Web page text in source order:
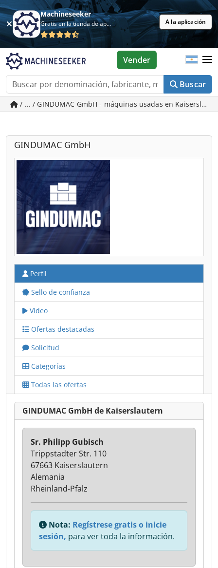
Machineseeker
Gratis en la tienda de aplicaciones A la aplicación
Buscar
Vender
/ ... / GINDUMAC GmbH - máquinas usadas en
GINDUMAC GmbH
Perfil
Sello de confianza
Video
Ofertas destacadas
Solicitud
Categorías
Todas las ofertas
GINDUMAC GmbH de Kaiserslautern
Sr. Philipp Gubisch
Trippstadter Str. 110
67663 Kaiserslautern
Alemania
Rheinland-Pfalz
Nota: Regístrese gratis o inicie
sesión, para ver toda la información.